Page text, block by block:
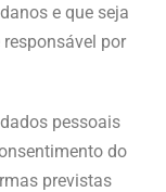
e que seja
por
dados pessoais
do
previstas